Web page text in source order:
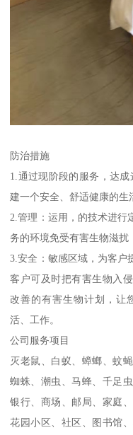
防治措施
1.通过现阶段的服务，达
建一个安全、舒适健康的生
2.管理：运用，的技术进行
务的环境免受有害生物滋扰
3.安全：敏感区域，为客户
客户可及时把有害生物入
改善的有害生物计划，让
活、工作。
公司服务项目
灭老鼠、白蚁、蟑螂、蚊
蜘蛛、潮虫、马蜂、千足
银行、商场、邮局、家庭
花园小区、社区、图书馆